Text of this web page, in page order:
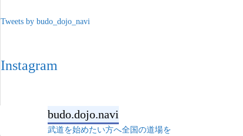
Tweets by budo_dojo_navi
Instagram
budo.dojo.navi
武道を始めたい方へ全国の道場を